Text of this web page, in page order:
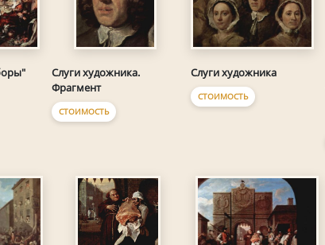
Слуги художника.
Фрагмент
СТОИМОСТЬ
Слуги художника
СТОИМОСТЬ